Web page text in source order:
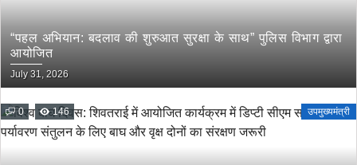
“पहल अभियान: बदलाव की शुरुआत सुरक्षा के साथ” पुलिस विभाग द्वारा
आयोजित
July 31, 2026
0 146 उपमुख्यमंत्री